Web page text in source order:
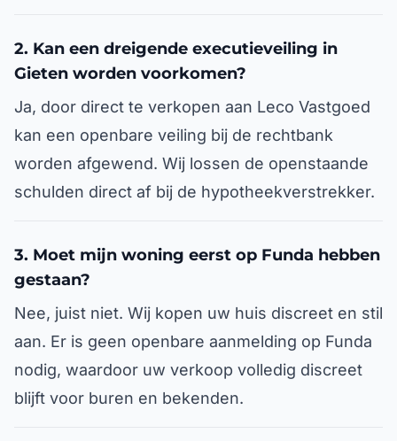
2. Kan een dreigende executieveiling in
Gieten worden voorkomen?
Ja, door direct te verkopen aan Leco Vastgoed
kan een openbare veiling bij de rechtbank
worden afgewend. Wij lossen de openstaande
schulden direct af bij de hypotheekverstrekker.
3. Moet mijn woning eerst op Funda hebben
gestaan?
Nee, juist niet. Wij kopen uw huis discreet en stil
aan. Er is geen openbare aanmelding op Funda
nodig, waardoor uw verkoop volledig discreet
blijft voor buren en bekenden.